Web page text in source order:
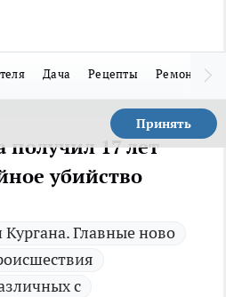
Дача Рецепты Ремонт
Принять
17 лет
убийство
Кургана. Главные ново
с